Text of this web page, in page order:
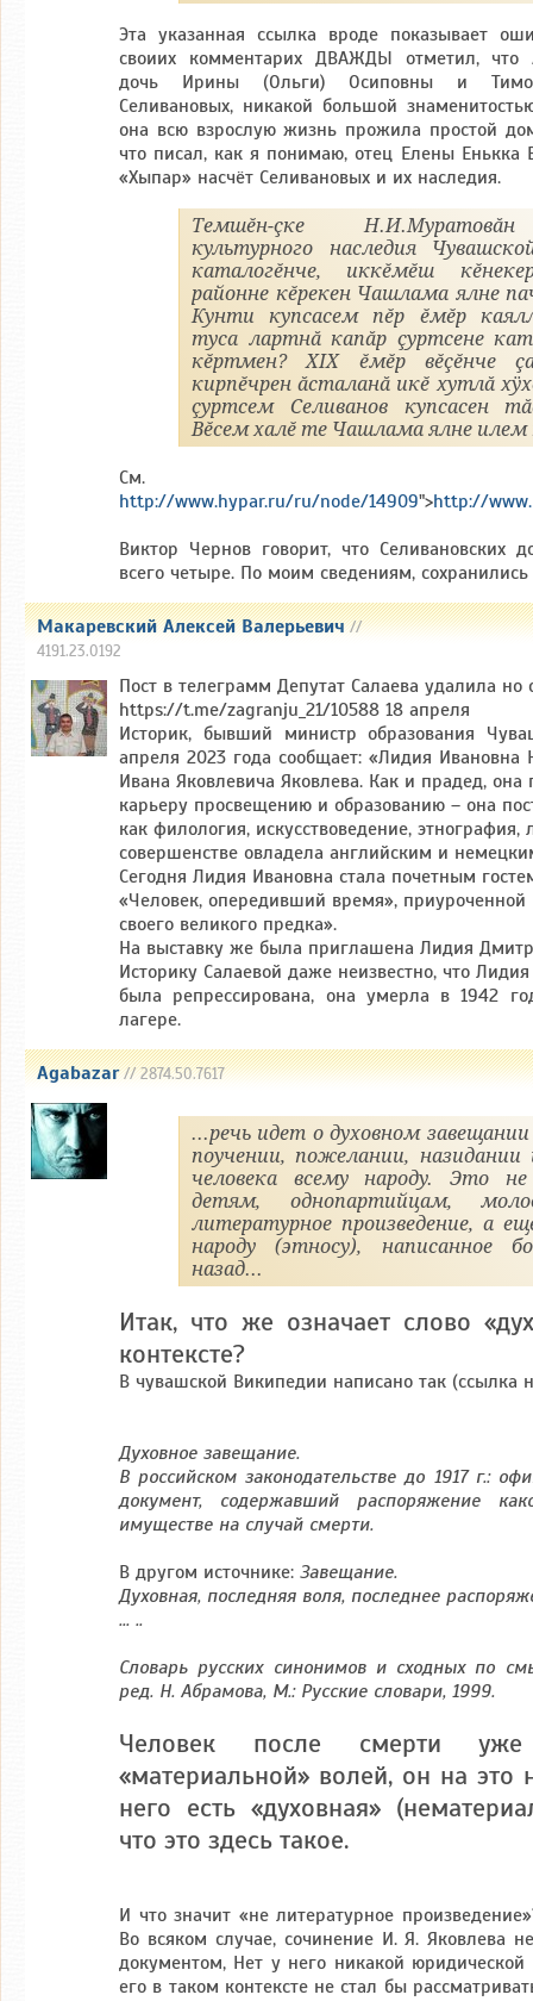
Эта указанная ссылка вроде показывает
своиих комментарих ДВАЖДЫ отметил, что
дочь Ирины (Ольги) Осиповны и
Селивановых, никакой большой
она всю взрослую жизнь прожила простой
что писал, как я понимаю, отец Елены Енькка
«Хыпар» насчёт Селивановых и их наследия.
Темшĕн-çке
культурного наследия
каталогĕнче, иккĕмĕш
районне кĕрекен Чашлама ялне
Кунти купсасем пĕр ĕмĕр
туса лартнă капăр çуртсене
кĕртмен? XIX ĕмĕр вĕçĕнче
кирпĕчрен ăсталанă икĕ хутлă
çуртсем Селиванов купсасен
Вĕсем халĕ те Чашлама ялне илем
См.
http://www.hypar.ru/ru/node/14909">http://
Виктор Чернов говорит, что
всего четыре. По моим сведениям, сохранились
Макаревский Алексей Валерьевич//
4191.23.0192
Пост в телеграмм Депутат Салаева удалила но
https://t.me/zagranju_21/10588 18 апреля
Историк, бывший министр образования
апреля 2023 года сообщает: «Лидия Ивановна
Ивана Яковлевича Яковлева. Как и прадед, она
карьеру просвещению и образованию – она
как филология, искусствоведение, этнография,
совершенстве овладела английским и
Сегодня Лидия Ивановна стала почетным
«Человек, опередивший время», приуроченной
своего великого предка».
На выставку же была приглашена Лидия
Историку Салаевой даже неизвестно, что
была репрессирована, она умерла в 1942
лагере.
Agabazar// 2874.50.7617
...речь идет о духовном
поучении, пожелании,
человека всему народу. Это
детям, однопартийцам,
литературное произведение, а
народу (этносу), написанное
назад...
Итак, что же означает слово
контексте?
В чувашской Википедии написано так (ссылка
Духовное завещание.
В российском законодательстве до 1917 г.:
документ, содержавший распоряжение
имуществе на случай смерти.
В другом источнике: Завещание.
Духовная, последняя воля, последнее
... ..
Словарь русских синонимов и сходных по
ред. Н. Абрамова, М.: Русские словари, 1999.
Человек после смерти
«материальной» волей, он на это
него есть «духовная»
что это здесь такое.
И что значит «не литературное
Во всяком случае, сочинение И. Я. Яковлева
документом, Нет у него никакой
его в таком контексте не стал бы